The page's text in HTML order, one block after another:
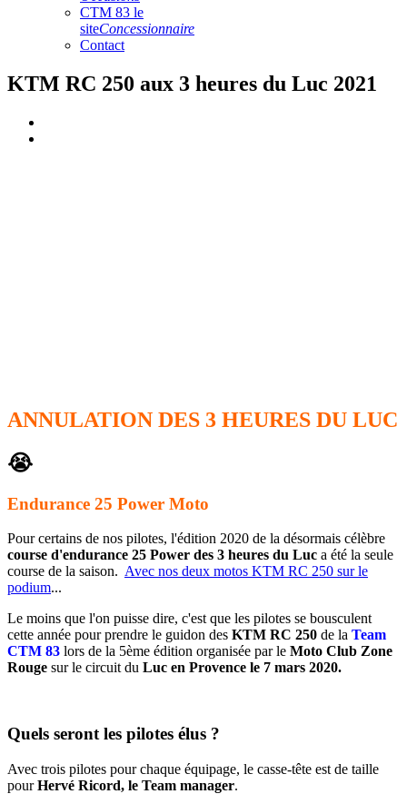
CTM 83 le
siteConcessionnaire
Contact
KTM RC 250 aux 3 heures du Luc 2021
ANNULATION DES 3 HEURES DU LUC
😭
Endurance 25 Power Moto
Pour certains de nos pilotes, l'édition 2020 de la désormais célèbre
course d'endurance 25 Power des 3 heures du Luc a été la seule
course de la saison. Avec nos deux motos KTM RC 250 sur le
podium...
Le moins que l'on puisse dire, c'est que les pilotes se bousculent
cette année pour prendre le guidon des KTM RC 250 de la Team
CTM 83 lors de la 5ème édition organisée parle Moto Club Zone
Rouge sur le circuit du Luc en Provence le 7 mars 2020.
Quels seront les pilotes élus ?
Avec trois pilotes pour chaque équipage, le casse-tête est de taille
pourHervé Ricord, le Team manager.